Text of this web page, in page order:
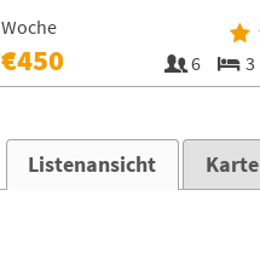
Woche
€450 6 3
Listenansicht Karte